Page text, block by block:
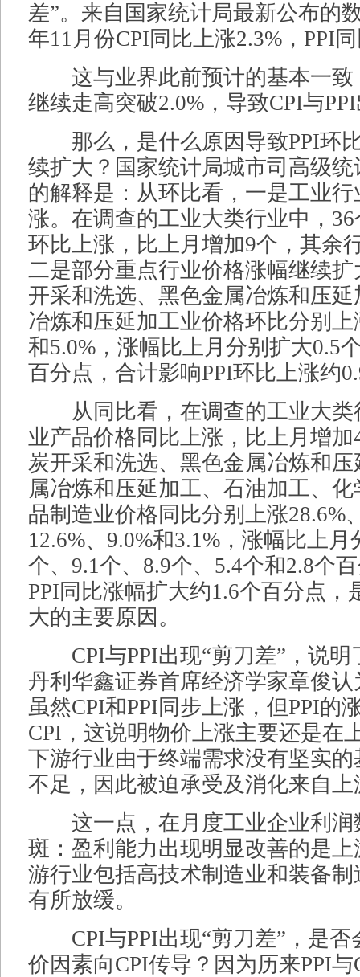
差”。来自国家统计局最新公布的
年11月份CPI同比上涨2.3%，PPI
这与业界此前预计的基本一致
继续走高突破2.0%，导致CPI与
那么，是什么原因导致PPI环
续扩大？国家统计局城市司高级
的解释是：从环比看，一是工业
涨。在调查的工业大类行业中，
环比上涨，比上月增加9个，其余
二是部分重点行业价格涨幅继续
开采和洗选、黑色金属冶炼和压
冶炼和压延加工业价格环比分别上
和5.0%，涨幅比上月分别扩大0.5
百分点，合计影响PPI环比上涨约
从同比看，在调查的工业大类
业产品价格同比上涨，比上月增
炭开采和洗选、黑色金属冶炼和
属冶炼和压延加工、石油加工、
品制造业价格同比分别上涨28.6%
12.6%、9.0%和3.1%，涨幅比上月
个、9.1个、8.9个、5.4个和2.8个
PPI同比涨幅扩大约1.6个百分点，
大的主要原因。
CPI与PPI出现“剪刀差”，说明
丹利华鑫证券首席经济学家章俊
虽然CPI和PPI同步上涨，但PPI的
CPI，这说明物价上涨主要还是在
下游行业由于终端需求没有坚实
不足，因此被迫承受及消化来自
这一点，在月度工业企业利润
斑：盈利能力出现明显改善的是
游行业包括高技术制造业和装备
有所放缓。
CPI与PPI出现“剪刀差”，是否
价因素向CPI传导？因为历来PPI